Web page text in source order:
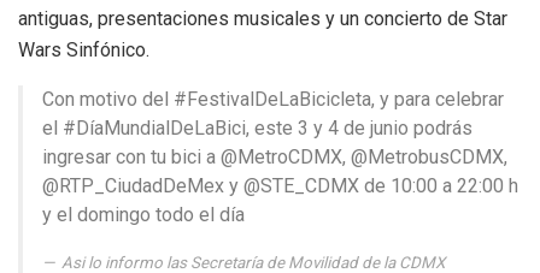
antiguas, presentaciones musicales y un concierto de Star
Wars Sinfónico.
Con motivo del #FestivalDeLaBicicleta, y para celebrar
el #DíaMundialDeLaBici, este 3 y 4 de junio podrás
ingresar con tu bici a @MetroCDMX, @MetrobusCDMX,
@RTP_CiudadDeMex y @STE_CDMX de 10:00 a 22:00 h
y el domingo todo el día
Asi lo informo las Secretaría de Movilidad de la CDMX